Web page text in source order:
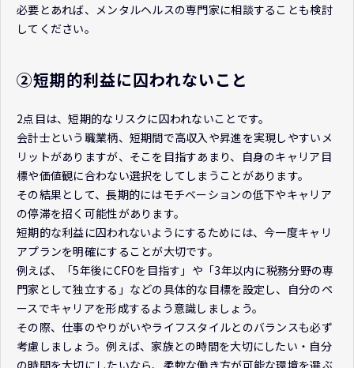
必要とあれば、メンタルヘルスの専門家に相談することも検討
してください。
②短期的利益に囚われないこと
2点目は、短期的なリスクに囚われないことです。
会計士という職業柄、短期間で高収入や昇進を実現しやすいメ
リットがありますが、そこを目指すあまり、自身のキャリア目
標や価値観に合わない選択をしてしまうことがあります。
その結果として、長期的にはモチベーションの低下やキャリア
の停滞を招く可能性があります。
短期的な利益に囚われないようにするためには、今一度キャリ
アプランを明確にすることが大切です。
例えば、「5年後にCFOを目指す」や「3年以内に税務分野の専
門家として独立する」などの具体的な目標を設定し、自分のペ
ースでキャリアを形成するよう意識しましょう。
その際、仕事のやりがいやライフスタイルとのバランスも必ず
考慮しましょう。例えば、家族との時間を大切にしたい・自分